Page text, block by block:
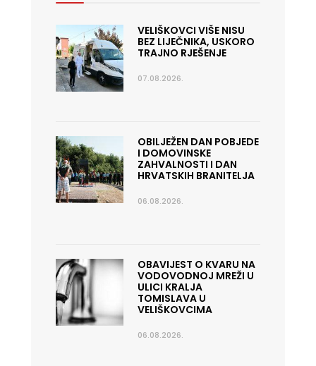
VELIŠKOVCI VIŠE NISU
BEZ LIJEČNIKA, USKORO
TRAJNO RJEŠENJE
07.08.2026.
OBILJEŽEN DAN POBJEDE
I DOMOVINSKE
ZAHVALNOSTI I DAN
HRVATSKIH BRANITELJA
06.08.2026.
OBAVIJEST O KVARU NA
VODOVODNOJ MREŽI U
ULICI KRALJA
TOMISLAVA U
VELIŠKOVCIMA
06.08.2026.